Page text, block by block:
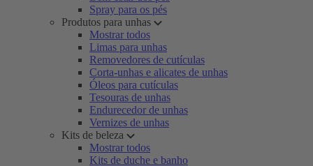
Spray para os pés
Produtos para unhas
Mostrar todos
Limas para unhas
Removedores de cutículas
Corta-unhas e alicates de unhas
Óleos para cutículas
Tesouras de unhas
Endurecedor de unhas
Vernizes de unhas
Kits de beleza
Mostrar todos
Kits de duche e banho